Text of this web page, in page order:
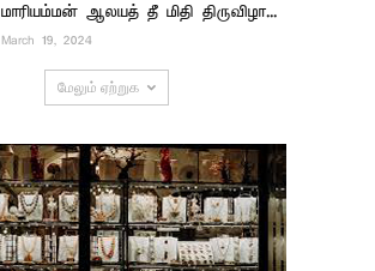
மாரியம்மன் ஆலயத் தீ மிதி திருவிழா...
March 19, 2024
மேலும் ஏற்றுக